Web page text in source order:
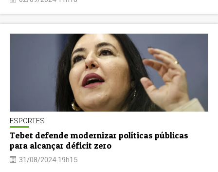
ESPORTES
Tebet defende modernizar políticas públicas
para alcançar déficit zero
31/08/2024 19h15